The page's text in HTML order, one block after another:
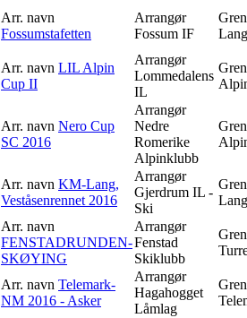
Arr. navn
Fossumstafetten
Arrangør
Fossum IF
Gren
Arr. navn LIL Alpin
Cup II
Arrangør
Lommedalens
IL
Gren
Arr. navn Nero Cup
SC 2016
Arrangør
Nedre
Romerike
Alpinklubb
Gren
Arr. navn KM-Lang,
Veståsenrennet 2016
Arrangør
Gjerdrum IL -
Ski
Gren
Arr. navn
FENSTADRUNDEN-
SKØYING
Arrangør
Fenstad
Skiklubb
Gren
Arr. navn Telemark-
NM 2016 - Asker
Arrangør
Hagahogget
Låmlag
Gren